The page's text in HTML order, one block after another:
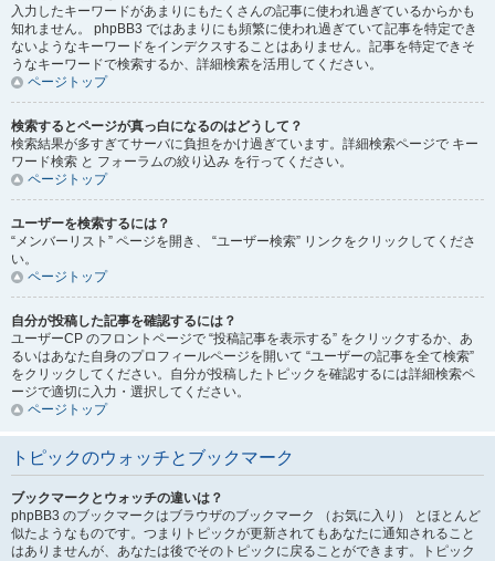
入力したキーワードがあまりにもたくさんの記事に使われ過ぎているからかも
知れません。 phpBB3 ではあまりにも頻繁に使われ過ぎていて記事を特定でき
ないようなキーワードをインデクスすることはありません。記事を特定できそ
うなキーワードで検索するか、詳細検索を活用してください。
ページトップ
検索するとページが真っ白になるのはどうして？
検索結果が多すぎてサーバに負担をかけ過ぎています。詳細検索ページで キー
ワード検索 と フォーラムの絞り込み を行ってください。
ページトップ
ユーザーを検索するには？
“メンバーリスト” ページを開き、 “ユーザー検索” リンクをクリックしてくださ
い。
ページトップ
自分が投稿した記事を確認するには？
ユーザーCP のフロントページで “投稿記事を表示する” をクリックするか、あ
るいはあなた自身のプロフィールページを開いて “ユーザーの記事を全て検索”
をクリックしてください。自分が投稿したトピックを確認するには詳細検索ペ
ージで適切に入力・選択してください。
ページトップ
トピックのウォッチとブックマーク
ブックマークとウォッチの違いは？
phpBB3 のブックマークはブラウザのブックマーク （お気に入り） とほとんど
似たようなものです。つまりトピックが更新されてもあなたに通知されること
はありませんが、あなたは後でそのトピックに戻ることができます。トピック